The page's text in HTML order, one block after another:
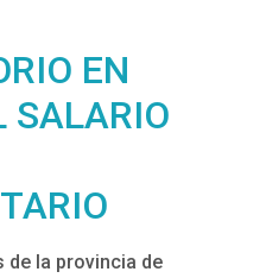
EN
SALARIO
de la provincia de